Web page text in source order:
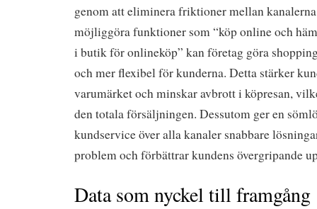
genom att eliminera friktioner mellan
möjliggöra funktioner som “köp online och
i butik för onlineköp” kan företag göra
och mer flexibel för kunderna. Detta stärker
varumärket och minskar avbrott i köpresan,
den totala försäljningen. Dessutom ger en
kundservice över alla kanaler snabbare
problem och förbättrar kundens övergripande
Data som nyckel till framgång